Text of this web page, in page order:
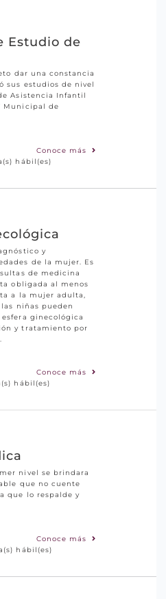
Estudio de
dar una constancia
sus estudios de nivel
Asistencia Infantil
Municipal de
Conoce más
hábil(es)
y
de la mujer. Es
de medicina
obligada al menos
a la mujer adulta,
niñas pueden
ginecológica
y tratamiento por
Conoce más
hábil(es)
nivel se brindara
que no cuente
que lo respalde y
Conoce más
hábil(es)